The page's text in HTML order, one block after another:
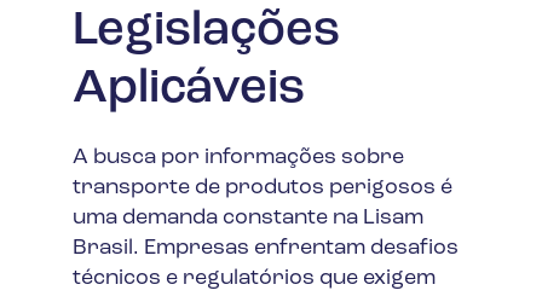
Legislações
Aplicáveis
A busca por informações sobre
transporte de produtos perigosos é
uma demanda constante na Lisam
Brasil. Empresas enfrentam desafios
técnicos e regulatórios que exigem